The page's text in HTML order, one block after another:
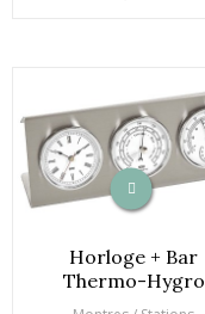
Horloge + Bar
Thermo-Hygro